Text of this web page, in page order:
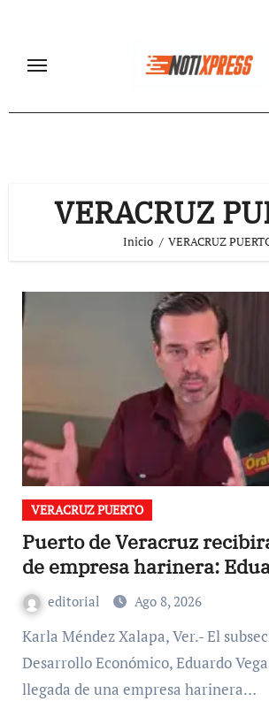
contenido
VERACRUZ
Inicio VERACRUZ
VERACRUZ PUERTO
Puerto de Veracruz
de empresa harinera:
editorial Ago 8, 2026
Karla Méndez Xalapa, Ver.- El subsecretario de
Desarrollo Económico, Eduardo
llegada de una empresa harinera…